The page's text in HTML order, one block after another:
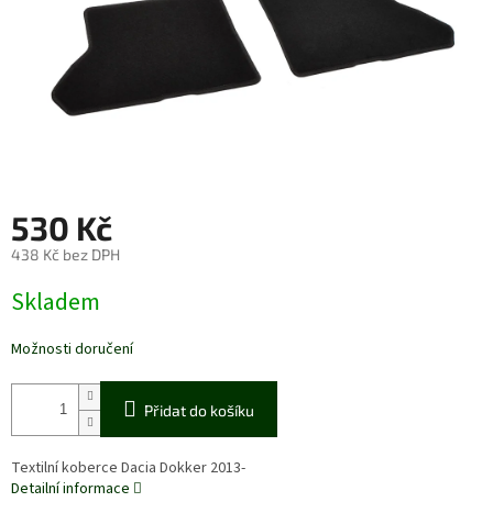
530 Kč
438 Kč bez DPH
cena:
Skladem
Možnosti doručení
Přidat do košíku
Textilní koberce Dacia Dokker 2013-
Detailní informace